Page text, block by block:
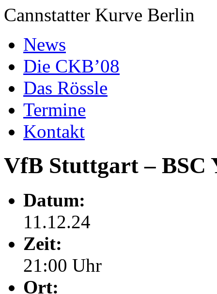
Cannstatter Kurve Berlin
News
Die CKB’08
Das Rössle
Termine
Kontakt
VfB Stuttgart – BSC
Datum:
11.12.24
Zeit:
21:00 Uhr
Ort: